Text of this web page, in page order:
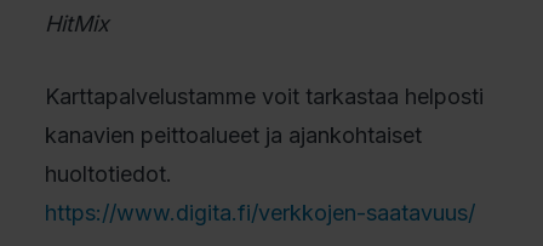
HitMix
Karttapalvelustamme voit tarkastaa helposti
kanavien peittoalueet ja ajankohtaiset
huoltotiedot.
https://www.digita.fi/verkkojen-saatavuus/